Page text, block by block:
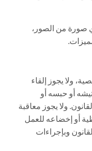
صورة من الصور،
ولا يجوز إلقاء
أو حبسه أو
ولا يجوز معاقبة
أو إخضاعه للعمل
وبإجراءات